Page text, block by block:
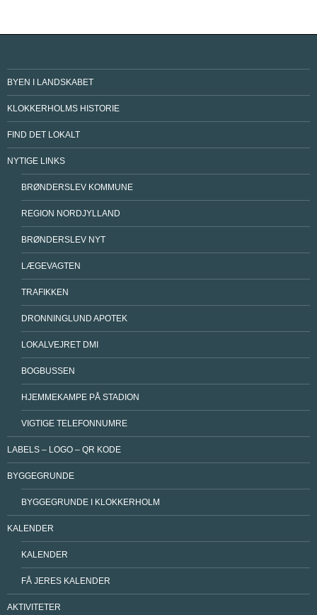
BYEN I LANDSKABET
KLOKKERHOLMS HISTORIE
FIND DET LOKALT
NYTIGE LINKS
BRØNDERSLEV KOMMUNE
REGION NORDJYLLAND
BRØNDERSLEV NYT
LÆGEVAGTEN
TRAFIKKEN
DRONNINGLUND APOTEK
LOKALVEJRET DMI
BOGBUSSEN
HJEMMEKAMPE PÅ STADION
VIGTIGE TELEFONNUMRE
LABELS – LOGO – QR KODE
BYGGEGRUNDE
BYGGEGRUNDE I KLOKKERHOLM
KALENDER
KALENDER
FÅ JERES KALENDER
AKTIVITETER